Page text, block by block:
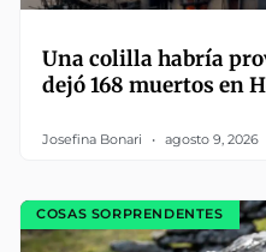
Una colilla habría
dejó 168 muertos en
Josefina Bonari agosto 9, 2026
COSAS SORPRENDENTES